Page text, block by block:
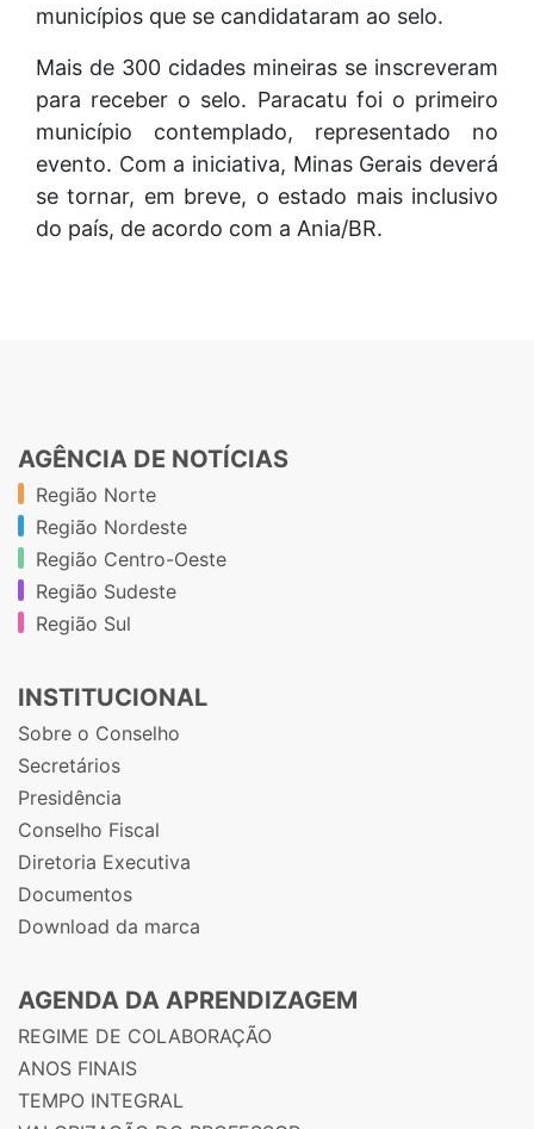
municípios que se candidataram ao selo.
Mais de 300 cidades mineiras se inscreveram
para receber o selo. Paracatu foi o primeiro
município contemplado, representado no
evento. Com a iniciativa, Minas Gerais deverá
se tornar, em breve, o estado mais inclusivo
do país, de acordo com a Ania/BR.
AGÊNCIA DE NOTÍCIAS
Região Norte
Região Nordeste
Região Centro-Oeste
Região Sudeste
Região Sul
INSTITUCIONAL
Sobre o Conselho
Secretários
Presidência
Conselho Fiscal
Diretoria Executiva
Documentos
Download da marca
AGENDA DA APRENDIZAGEM
REGIME DE COLABORAÇÃO
ANOS FINAIS
TEMPO INTEGRAL